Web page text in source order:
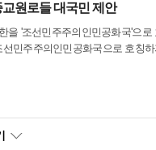
원로들 대국민 제안
을 '조선민주주의인민공화국'으
민주주의인민공화국으로 호칭
상에서 조선민주주의인민공화